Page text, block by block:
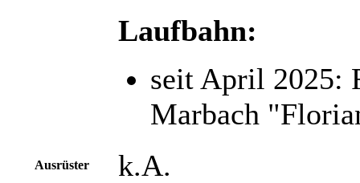
Laufbahn:
seit April 2025:
Marbach
Ausrüster k.A.